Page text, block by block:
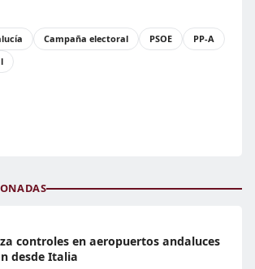
Campaña electoral PSOE
PP-A
controles en aeropuertos andaluces
desde Italia